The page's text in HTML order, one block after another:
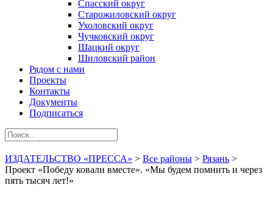
Спасский округ
Старожиловский округ
Ухоловский округ
Чучковский округ
Шацкий округ
Шиловский район
Рядом с нами
Проекты
Контакты
Документы
Подписаться
ИЗДАТЕЛЬСТВО «ПРЕССА» > Все районы > Рязань >
Проект «Победу ковали вместе». «Мы будем помнить и через
пять тысяч лет!»